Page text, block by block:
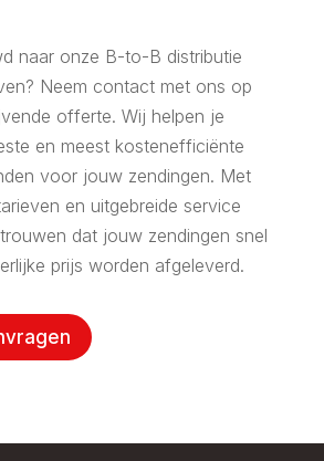
naar onze B-to-B distributie
Neem contact met ons op
offerte. Wij helpen je
en meest kostenefficiënte
voor jouw zendingen. Met
en uitgebreide service
dat jouw zendingen snel
prijs worden afgeleverd.